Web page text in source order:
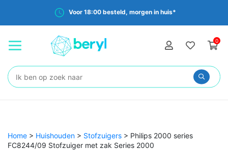
Voor 18:00 besteld, morgen in huis*
0
Zoeken:
Home > Huishouden > Stofzuigers > Philips 2000 series
FC8244/09 Stofzuiger met zak Series 2000